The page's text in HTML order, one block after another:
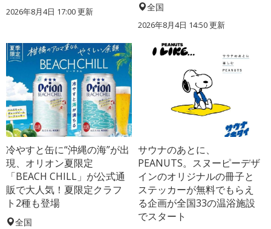
2026年8月4日 17:00更新 全国
2026年8月4日 14:50更新
冷やすと缶に“沖縄の海”が出
現、オリオン夏限定
「BEACH CHILL」が公式通
販で大人気！夏限定クラフ
ト2種も登場
全国
サウナのあとに、
PEANUTS。スヌーピーデザ
インのオリジナルの冊子と
ステッカーが無料でもらえ
る企画が全国33の温浴施設
でスタート